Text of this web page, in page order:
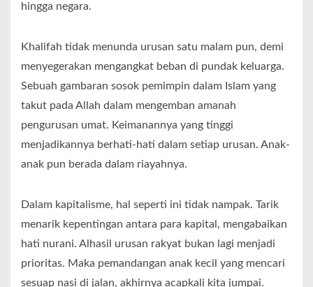
hingga negara.
Khalifah tidak menunda urusan satu malam pun, demi
menyegerakan mengangkat beban di pundak keluarga.
Sebuah gambaran sosok pemimpin dalam Islam yang
takut pada Allah dalam mengemban amanah
pengurusan umat. Keimanannya yang tinggi
menjadikannya berhati-hati dalam setiap urusan. Anak-
anak pun berada dalam riayahnya.
Dalam kapitalisme, hal seperti ini tidak nampak. Tarik
menarik kepentingan antara para kapital, mengabaikan
hati nurani. Alhasil urusan rakyat bukan lagi menjadi
prioritas. Maka pemandangan anak kecil yang mencari
sesuap nasi di jalan, akhirnya acapkali kita jumpai.